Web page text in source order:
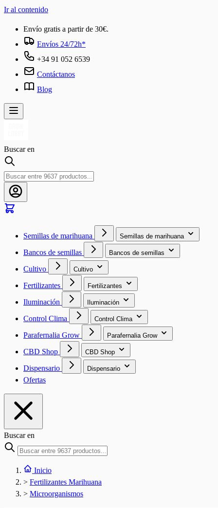
Ir al contenido
Envío gratis a partir de 30€.
Envíos 24/72h*
+34 91 052 6539
Contáctanos
Blog
Buscar en
Semillas de marihuana Semillas de marihuana
Bancos de semillas Bancos de semillas
Cultivo Cultivo
Fertilizantes Fertilizantes
Iluminación Iluminación
Control Clima Control Clima
Parafernalia Grow Parafernalia Grow
CBD Shop CBD Shop
Dispensario Dispensario
Ofertas
Buscar en
Inicio
> Fertilizantes Marihuana
> Microorganismos